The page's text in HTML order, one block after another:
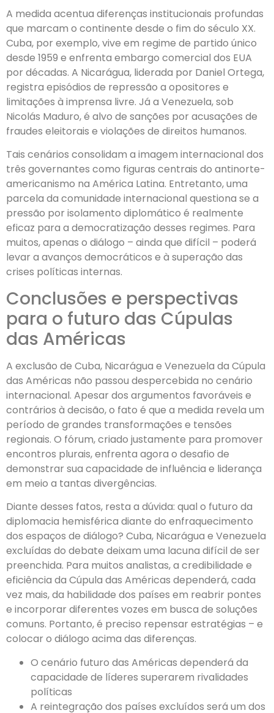
A medida acentua diferenças institucionais profundas
que marcam o continente desde o fim do século XX.
Cuba, por exemplo, vive em regime de partido único
desde 1959 e enfrenta embargo comercial dos EUA
por décadas. A Nicarágua, liderada por Daniel Ortega,
registra episódios de repressão a opositores e
limitações à imprensa livre. Já a Venezuela, sob
Nicolás Maduro, é alvo de sanções por acusações de
fraudes eleitorais e violações de direitos humanos.
Tais cenários consolidam a imagem internacional dos
três governantes como figuras centrais do antinorte-
americanismo na América Latina. Entretanto, uma
parcela da comunidade internacional questiona se a
pressão por isolamento diplomático é realmente
eficaz para a democratização desses regimes. Para
muitos, apenas o diálogo – ainda que difícil – poderá
levar a avanços democráticos e à superação das
crises políticas internas.
Conclusões e perspectivas
para o futuro das Cúpulas
das Américas
A exclusão de Cuba, Nicarágua e Venezuela da Cúpula
das Américas não passou despercebida no cenário
internacional. Apesar dos argumentos favoráveis e
contrários à decisão, o fato é que a medida revela um
período de grandes transformações e tensões
regionais. O fórum, criado justamente para promover
encontros plurais, enfrenta agora o desafio de
demonstrar sua capacidade de influência e liderança
em meio a tantas divergências.
Diante desses fatos, resta a dúvida: qual o futuro da
diplomacia hemisférica diante do enfraquecimento
dos espaços de diálogo? Cuba, Nicarágua e Venezuela
excluídas do debate deixam uma lacuna difícil de ser
preenchida. Para muitos analistas, a credibilidade e
eficiência da Cúpula das Américas dependerá, cada
vez mais, da habilidade dos países em reabrir pontes
e incorporar diferentes vozes em busca de soluções
comuns. Portanto, é preciso repensar estratégias – e
colocar o diálogo acima das diferenças.
O cenário futuro das Américas dependerá da
capacidade de líderes superarem rivalidades
políticas
A reintegração dos países excluídos será um dos